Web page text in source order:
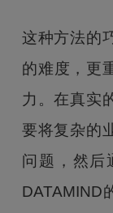
这种方法的
的难度，更
力。在真实
要将复杂的
问题，然后
DATAMIND